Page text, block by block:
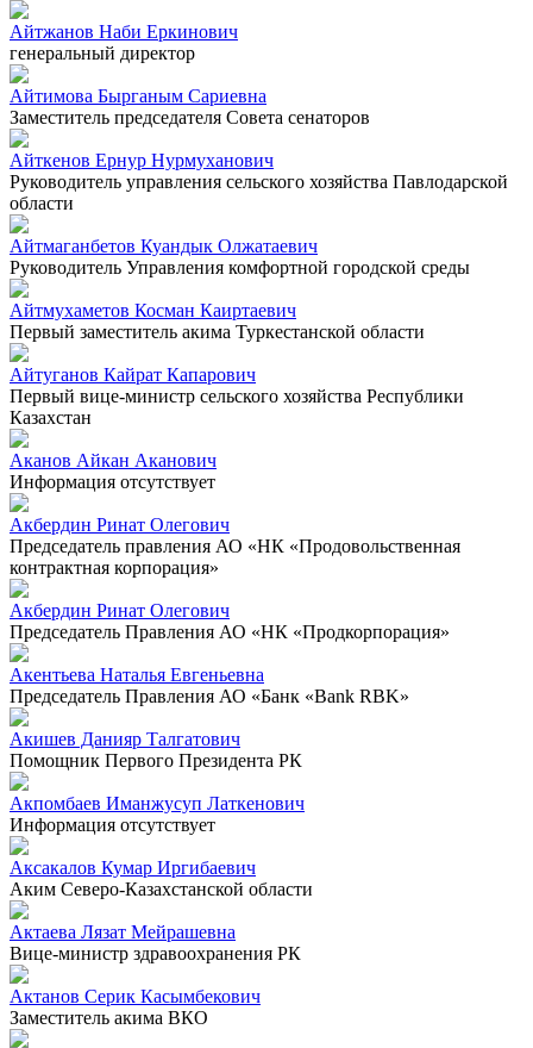
Айтжанов Наби Еркинович
генеральный директор
Айтимова Бырганым Сариевна
Заместитель председателя Совета сенаторов
Айткенов Ернур Нурмуханович
Руководитель управления сельского хозяйства Павлодарской
области
Айтмаганбетов Куандык Олжатаевич
Руководитель Управления комфортной городской среды
Айтмухаметов Косман Каиртаевич
Первый заместитель акима Туркестанской области
Айтуганов Кайрат Капарович
Первый вице-министр сельского хозяйства Республики
Казахстан
Аканов Айкан Аканович
Информация отсутствует
Акбердин Ринат Олегович
Председатель правления АО «НК «Продовольственная
контрактная корпорация»
Акбердин Ринат Олегович
Председатель Правления АО «НК «Продкорпорация»
Акентьева Наталья Евгеньевна
Председатель Правления АО «Банк «Bank RBK»
Акишев Данияр Талгатович
Помощник Первого Президента РК
Акпомбаев Иманжусуп Латкенович
Информация отсутствует
Аксакалов Кумар Иргибаевич
Аким Северо-Казахстанской области
Актаева Лязат Мейрашевна
Вице-министр здравоохранения РК
Актанов Серик Касымбекович
Заместитель акима ВКО